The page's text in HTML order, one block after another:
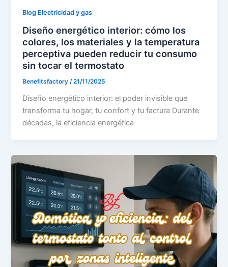
Blog Electricidad y gas
Diseño energético interior: cómo los
colores, los materiales y la temperatura
perceptiva pueden reducir tu consumo
sin tocar el termostato
Benefitsfactory/21/11/2025
Diseño energético interior: el poder invisible que
transforma tu hogar, tu confort y tu factura Durante
décadas, la eficiencia energética